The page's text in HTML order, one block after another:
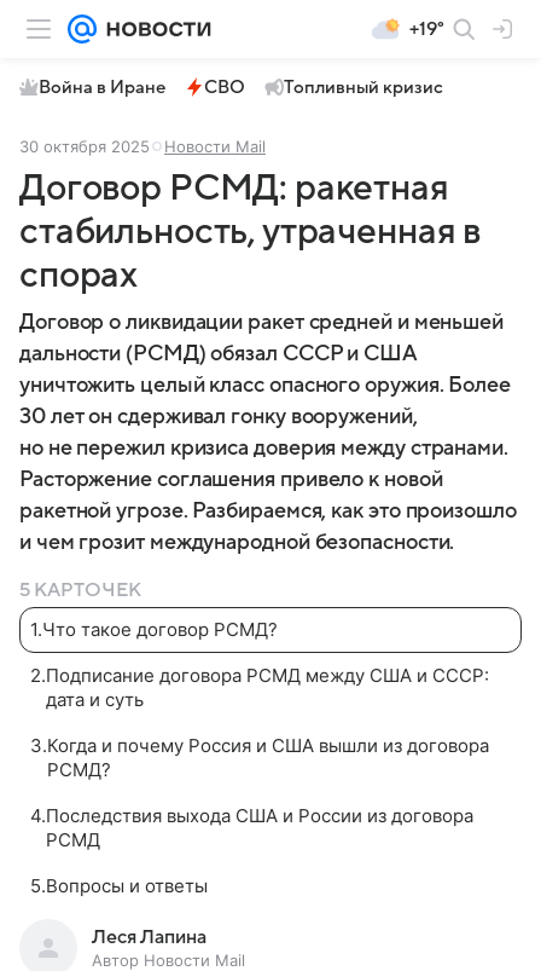
+19°
Война в Иране СВО Топливный кризис
30 октября 2025 Новости Mail
Договор РСМД: ракетная
стабильность, утраченная в
спорах
Договор о ликвидации ракет средней и меньшей
дальности (РСМД) обязал СССР и США
уничтожить целый класс опасного оружия. Более
30 лет он сдерживал гонку вооружений,
но не пережил кризиса доверия между странами.
Расторжение соглашения привело к новой
ракетной угрозе. Разбираемся, как это произошло
и чем грозит международной безопасности.
5 КАРТОЧЕК
1.Что такое договор РСМД?
2.Подписание договора РСМД между США и СССР:
дата и суть
3.Когда и почему Россия и США вышли из договора
РСМД?
4.Последствия выхода США и России из договора
РСМД
5.Вопросы и ответы
Леся Лапина
Автор Новости Mail